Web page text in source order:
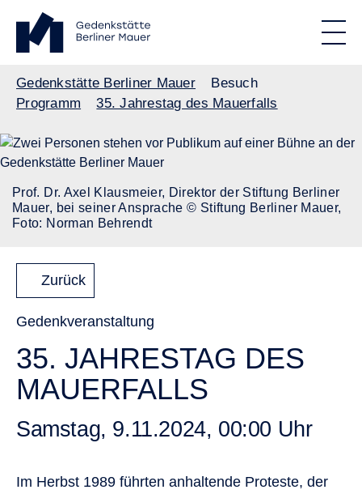
Standortmenu
Show locations
STIFTUNG BERLINER MAUER
Alle Standorte
Gedenkstätte Berliner Mauer Startseite
Pfadnavigation
Gedenkstätte Berliner Mauer
Besuch
Programm
35. Jahrestag des Mauerfalls
Prof. Dr. Axel Klausmeier, Direktor der Stiftung Berliner
Mauer, bei seiner Ansprache © Stiftung Berliner Mauer,
Foto: Norman Behrendt
Zurück
Gedenkveranstaltung
35. JAHRESTAG DES
MAUERFALLS
Samstag, 9.11.2024, 00:00 Uhr
Im Herbst 1989 führten anhaltende Proteste, der